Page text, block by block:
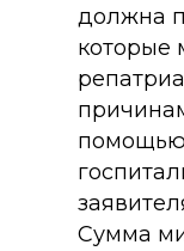
должна
которые
Сумма